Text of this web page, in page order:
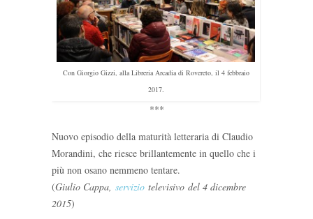
Con Giorgio Gizzi, alla Libreria Arcadia di Rovereto, il 4 febbraio
2017.
***
Nuovo episodio della maturità letteraria di Claudio
Morandini, che riesce brillantemente in quello che i
più non osano nemmeno tentare.
(Giulio Cappa, servizio televisivo del 4 dicembre
2015)